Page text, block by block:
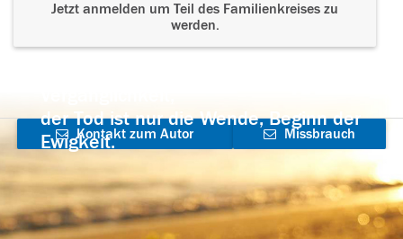
Jetzt anmelden um Teil des Familienkreises zu
werden.
der Tod ist nur die Wende, Beginn der
Ewigkeit.
Kontakt zum Autor
aufnehmen
Missbrauch